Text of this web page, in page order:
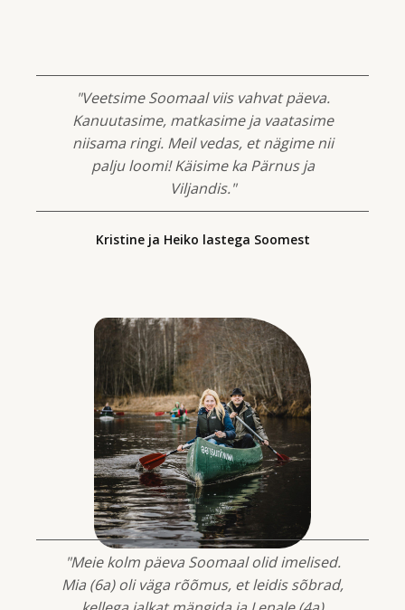
"Veetsime Soomaal viis vahvat päeva.
Kanuutasime, matkasime ja vaatasime
niisama ringi. Meil vedas, et nägime nii
palju loomi! Käisime ka Pärnus ja
Viljandis."
Kristine ja Heiko lastega Soomest
"Meie kolm päeva Soomaal olid imelised.
Mia (6a) oli väga rõõmus, et leidis sõbrad,